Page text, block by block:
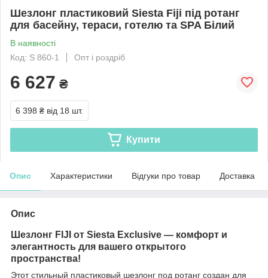
Шезлонг пластиковий Siesta Fiji під ротанг
для басейну, тераси, готелю та SPA Білий
В наявності
Код: S 860-1
Опт і роздріб
6 627 ₴
6 398 ₴ від 18 шт.
Купити
Опис Характеристики Відгуки про товар Доставка
Опис
Шезлонг FIJI от Siesta Exclusive — комфорт и
элегантность для вашего открытого
пространства!
Этот стильный пластиковый шезлонг под ротанг создан для